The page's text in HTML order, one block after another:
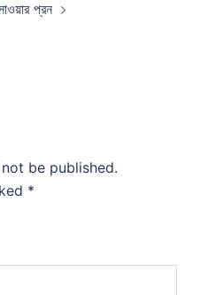
প্রন
be published.
*